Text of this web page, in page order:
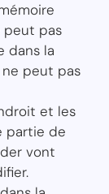
peut pas
dans la
ne peut pas
et les
partie de
vont